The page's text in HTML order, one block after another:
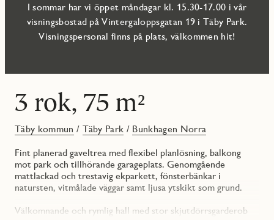
I sommar har vi öppet måndagar kl. 15.30-17.00 i vår
visningsbostad på Vintergaloppsgatan 19 i Täby Park.
Visningspersonal finns på plats, välkommen hit!
3 rok, 75 m²
Täby kommun / Täby Park / Bunkhagen Norra
Fint planerad gaveltrea med flexibel planlösning, balkong
mot park och tillhörande garageplats. Genomgående
mattlackad och trestavig ekparkett, fönsterbänkar i
natursten, vitmålade väggar samt ljusa ytskikt som grund.
Välkomnande och rymlig hall med stor skjutdörrsgarderob